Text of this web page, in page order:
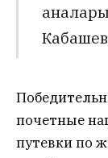
почетные
путевки по